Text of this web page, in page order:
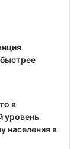
в
уровень
населения в